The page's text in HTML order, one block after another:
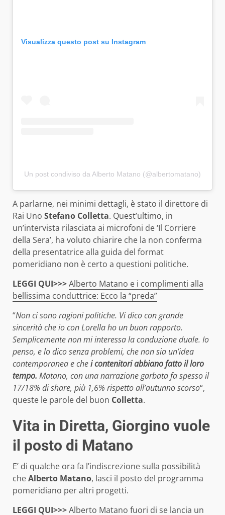
Visualizza questo post su Instagram
Un post condiviso da Alberto Matano (@albertomatano)
A parlarne, nei minimi dettagli, è stato il direttore di
Rai Uno Stefano Colletta. Quest’ultimo, in
un’intervista rilasciata ai microfoni de ‘Il Corriere
della Sera’, ha voluto chiarire che la non conferma
della presentatrice alla guida del format
pomeridiano non è certo a questioni politiche.
LEGGI QUI>>>Alberto Matano e i complimenti alla
bellissima conduttrice: Ecco la “preda”
“Non ci sono ragioni politiche. Vi dico con grande
sincerità che io con Lorella ho un buon rapporto.
Semplicemente non mi interessa la conduzione duale. Io
penso, e lo dico senza problemi, che non sia un’idea
contemporanea e chei contenitori abbiano fatto il loro
tempo. Matano, con una narrazione garbata fa spesso il
17/18% di share, più 1,6% rispetto all’autunno scorso“,
queste le parole del buon Colletta.
Vita in Diretta, Giorgino vuole
il posto di Matano
E’ di qualche ora fa l’indiscrezione sulla possibilità
cheAlberto Matano, lasci il posto del programma
pomeridiano per altri progetti.
LEGGI QUI>>>Alberto Matano fuori di se lancia un